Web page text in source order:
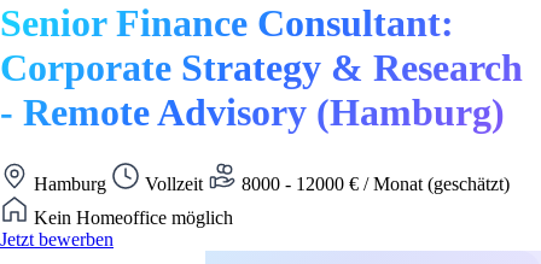
Senior Finance Consultant:
Corporate Strategy & Research
- Remote Advisory (Hamburg)
Hamburg Vollzeit
8000 - 12000 € / Monat (geschätzt)
Kein Homeoffice möglich
Jetzt bewerben